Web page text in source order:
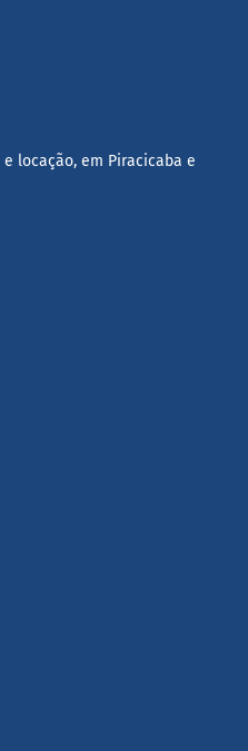
locação, em Piracicaba e